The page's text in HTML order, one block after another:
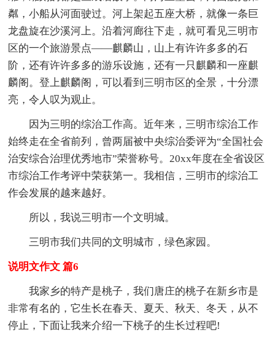
粼，小船从河面驶过。河上架起五座大桥，就像一条巨
龙盘旋在沙溪河上。沿着河廊往下走，就可看见三明市
区的一个旅游景点——麒麟山，山上有许许多多的石
阶，还有许许多多的游乐设施，还有一只麒麟和一座麒
麟阁。登上麒麟阁，可以看到三明市区的全景，十分漂
亮，令人叹为观止。
因为三明的综治工作高。近年来，三明市综治工作
始终走在全省前列，曾两届被中央综治委评为“全国社会
治安综合治理优秀地市”荣誉称号。20xx年度在全省设区
市综治工作考评中荣获第一。我相信，三明市的综治工
作会发展的越来越好。
所以，我说三明市一个文明城。
三明市我们共同的文明城市，绿色家园。
说明文作文 篇6
我家乡的特产是桃子，我们唐庄的桃子在新乡市是
非常有名的，它生长在春天、夏天、秋天、冬天，从不
停止，下面让我来介绍一下桃子的生长过程吧!